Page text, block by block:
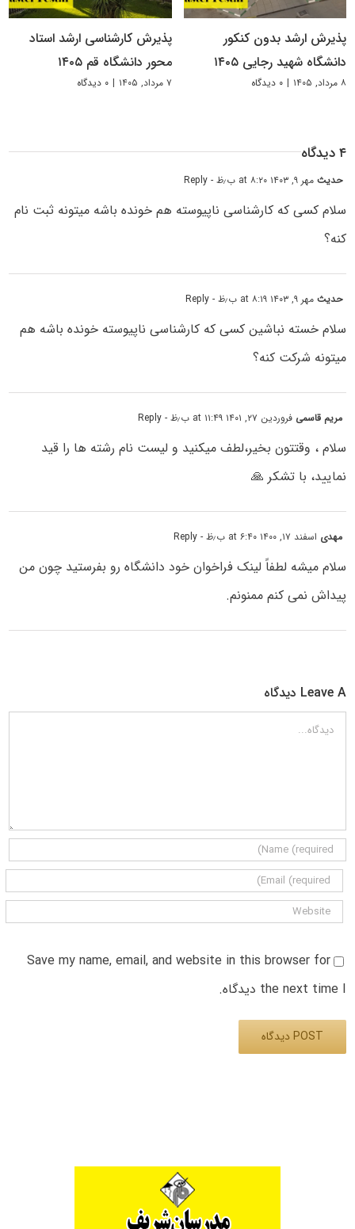
پذیرش ارشد بدون کنکور
دانشگاه شهید رجایی ۱۴۰۵
۸ مرداد, ۱۴۰۵ | ۰ دیدگاه
پذیرش کارشناسی ارشد استاد
محور دانشگاه قم ۱۴۰۵
۷ مرداد, ۱۴۰۵ | ۰ دیدگاه
۴ دیدگاه
حدیثمهر ۹, ۱۴۰۳ at ۸:۲۰ ب٫ظ - Reply
سلام کسی که کارشناسی ناپیوسته هم خونده باشه میتونه ثبت نام
کنه؟
حدیثمهر ۹, ۱۴۰۳ at ۸:۱۹ ب٫ظ - Reply
سلام خسته نباشین کسی که کارشناسی ناپیوسته خونده باشه هم
میتونه شرکت کنه؟
مریم قاسمی فروردین ۲۷, ۱۴۰۱ at ۱۱:۴۹ ب٫ظ - Reply
سلام ، وقتتون بخیر،لطف میکنید و لیست نام رشته ها را قید
نمایید، با تشکر 🙏
مهدی اسفند ۱۷, ۱۴۰۰ at ۶:۴۰ ب٫ظ - Reply
سلام میشه لطفاً لینک فراخوان خود دانشگاه رو بفرستید چون من
پیداش نمی کنم ممنونم.
Leave A دیدگاه
دیدگاه
Save my name, email, and website in this browser for
the next time I دیدگاه.